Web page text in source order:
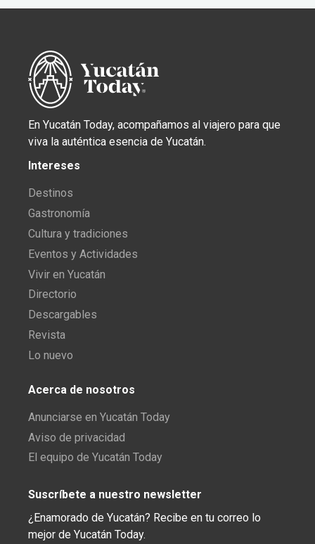
En Yucatán Today, acompañamos al viajero para que
viva la auténtica esencia de Yucatán.
Intereses
Destinos
Gastronomía
Cultura y tradiciones
Eventos y Actividades
Vivir en Yucatán
Directorio
Descargables
Revista
Lo nuevo
Acerca de nosotros
Anunciarse en Yucatán Today
Aviso de privacidad
El equipo de Yucatán Today
Suscríbete a nuestro newsletter
¿Enamorado de Yucatán? Recibe en tu correo lo
mejor de Yucatán Today.